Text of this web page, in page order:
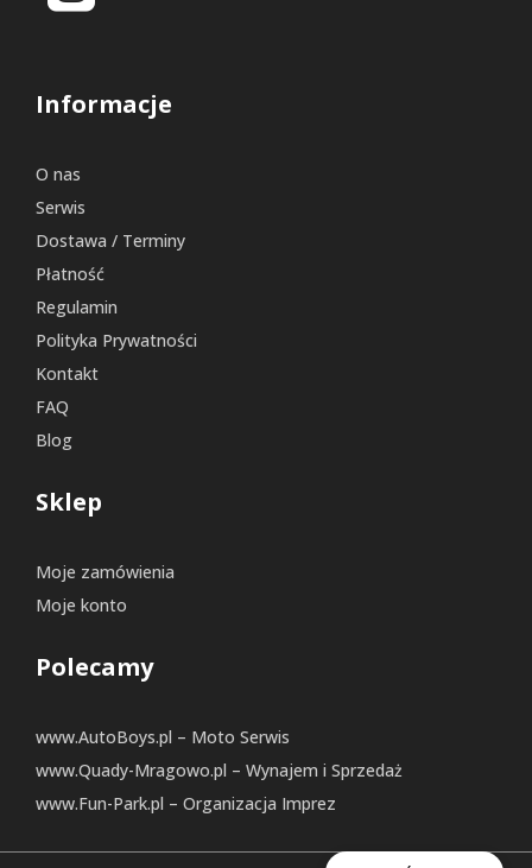
Informacje
O nas
Serwis
Dostawa / Terminy
Płatność
Regulamin
Polityka Prywatności
Kontakt
FAQ
Blog
Sklep
Moje zamówienia
Moje konto
Polecamy
www.AutoBoys.pl – Moto Serwis
www.Quady-Mragowo.pl – Wynajem i Sprzedaż
www.Fun-Park.pl – Organizacja Imprez